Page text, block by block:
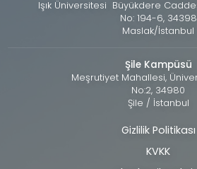
Işık Üniversitesi Büyükdere
No: 194-6, 34398
Maslak/İstanbul
Şile Kampüsü
Meşrutiyet Mahallesi,
No:2, 34980
Şile / İstanbul
Alt
bilgi
Gizlilik Politikası
KVKK